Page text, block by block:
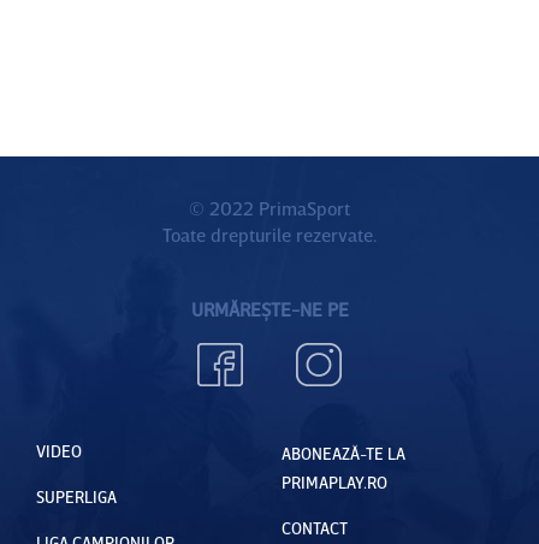
© 2022 PrimaSport
Toate drepturile rezervate.
URMĂREȘTE-NE PE
VIDEO
SUPERLIGA
ABONEAZĂ-TE LA
PRIMAPLAY.RO
CONTACT